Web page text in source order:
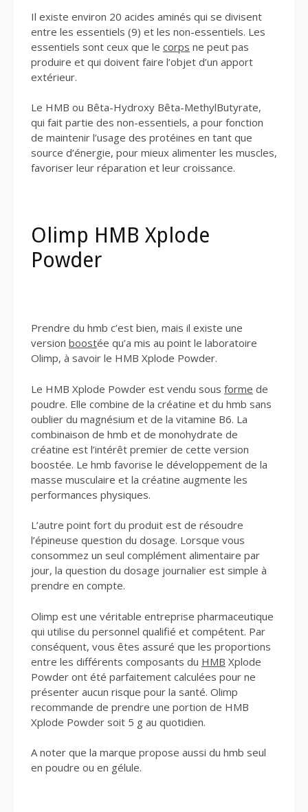
Il existe environ 20 acides aminés qui se divisent
entre les essentiels (9) et les non-essentiels. Les
essentiels sont ceux que le corps ne peut pas
produire et qui doivent faire l’objet d’un apport
extérieur.
Le HMB ou Bêta-Hydroxy Bêta-MethylButyrate,
qui fait partie des non-essentiels, a pour fonction
de maintenir l’usage des protéines en tant que
source d’énergie, pour mieux alimenter les muscles,
favoriser leur réparation et leur croissance.
Olimp HMB Xplode
Powder
Prendre du hmb c’est bien, mais il existe une
version boostée qu’a mis au point le laboratoire
Olimp, à savoir le HMB Xplode Powder.
Le HMB Xplode Powder est vendu sous forme de
poudre. Elle combine de la créatine et du hmb sans
oublier du magnésium et de la vitamine B6. La
combinaison de hmb et de monohydrate de
créatine est l’intérêt premier de cette version
boostée. Le hmb favorise le développement de la
masse musculaire et la créatine augmente les
performances physiques.
L’autre point fort du produit est de résoudre
l’épineuse question du dosage. Lorsque vous
consommez un seul complément alimentaire par
jour, la question du dosage journalier est simple à
prendre en compte.
Olimp est une véritable entreprise pharmaceutique
qui utilise du personnel qualifié et compétent. Par
conséquent, vous êtes assuré que les proportions
entre les différents composants du HMB Xplode
Powder ont été parfaitement calculées pour ne
présenter aucun risque pour la santé. Olimp
recommande de prendre une portion de HMB
Xplode Powder soit 5 g au quotidien.
A noter que la marque propose aussi du hmb seul
en poudre ou en gélule.